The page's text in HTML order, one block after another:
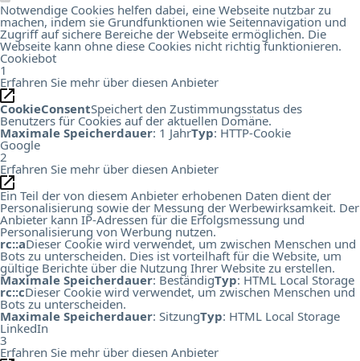
Notwendige Cookies helfen dabei, eine Webseite nutzbar zu
machen, indem sie Grundfunktionen wie Seitennavigation und
Zugriff auf sichere Bereiche der Webseite ermöglichen. Die
Webseite kann ohne diese Cookies nicht richtig funktionieren.
Cookiebot
1
Erfahren Sie mehr über diesen Anbieter
CookieConsentSpeichert den Zustimmungsstatus des
Benutzers für Cookies auf der aktuellen Domäne.
Maximale Speicherdauer: 1 JahrTyp: HTTP-Cookie
Google
2
Erfahren Sie mehr über diesen Anbieter
Ein Teil der von diesem Anbieter erhobenen Daten dient der
Personalisierung sowie der Messung der Werbewirksamkeit. Der
Anbieter kann IP-Adressen für die Erfolgsmessung und
Personalisierung von Werbung nutzen.
rc::aDieser Cookie wird verwendet, um zwischen Menschen und
Bots zu unterscheiden. Dies ist vorteilhaft für die Website, um
gültige Berichte über die Nutzung Ihrer Website zu erstellen.
Maximale Speicherdauer: BeständigTyp: HTML Local Storage
rc::cDieser Cookie wird verwendet, um zwischen Menschen und
Bots zu unterscheiden.
Maximale Speicherdauer: SitzungTyp: HTML Local Storage
LinkedIn
3
Erfahren Sie mehr über diesen Anbieter